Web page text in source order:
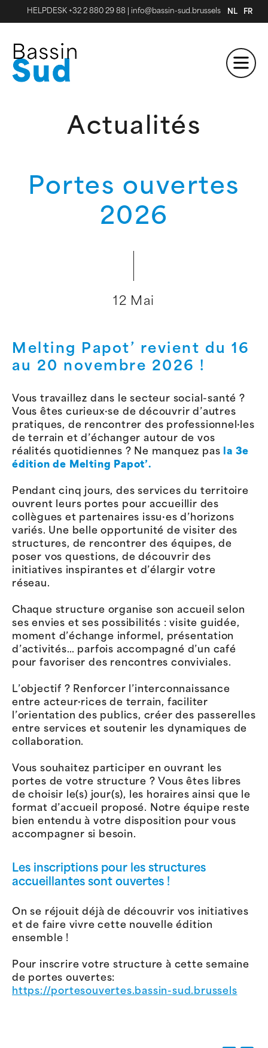
HELPDESK +32 2 880 29 88 info@bassin-sud.brussels NL FR
Actualités
Portes ouvertes
2026
12 Mai
Melting Papot’ revient du 16
au 20 novembre 2026 !
Vous travaillez dans le secteur social-santé ?
Vous êtes curieux·se de découvrir d’autres
pratiques, de rencontrer des professionnel·les
de terrain et d’échanger autour de vos
réalités quotidiennes ? Ne manquez pas la 3e
édition de Melting Papot’.
Pendant cinq jours, des services du territoire
ouvrent leurs portes pour accueillir des
collègues et partenaires issu·es d’horizons
variés. Une belle opportunité de visiter des
structures, de rencontrer des équipes, de
poser vos questions, de découvrir des
initiatives inspirantes et d’élargir votre
réseau.
Chaque structure organise son accueil selon
ses envies et ses possibilités : visite guidée,
moment d’échange informel, présentation
d’activités… parfois accompagné d’un café
pour favoriser des rencontres conviviales.
L’objectif ? Renforcer l’interconnaissance
entre acteur·rices de terrain, faciliter
l’orientation des publics, créer des passerelles
entre services et soutenir les dynamiques de
collaboration.
Vous souhaitez participer en ouvrant les
portes de votre structure ? Vous êtes libres
de choisir le(s) jour(s), les horaires ainsi que le
format d’accueil proposé. Notre équipe reste
bien entendu à votre disposition pour vous
accompagner si besoin.
Les inscriptions pour les structures
accueillantes sont ouvertes !
On se réjouit déjà de découvrir vos initiatives
et de faire vivre cette nouvelle édition
ensemble !
Pour inscrire votre structure à cette semaine
de portes ouvertes:
https://portesouvertes.bassin-sud.brussels